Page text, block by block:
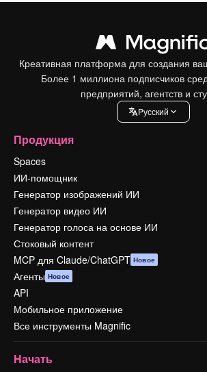
Креативная платформа для создания
Более 1 миллиона подписчиков
предприятий, агентств и
Pусский
Продукция
Spaces
ИИ-помощник
Генератор изображений ИИ
Генератор видео ИИ
Генератор голоса на основе ИИ
Стоковый контент
MCP для Claude/ChatGPT Новое
Агенты Новое
API
Мобильное приложение
Все инструменты Magnific
Начать